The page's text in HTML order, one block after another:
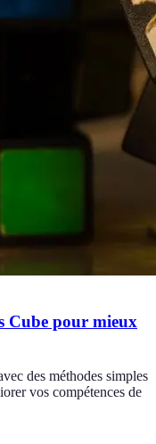
Cube pour mieux
des méthodes simples
vos compétences de